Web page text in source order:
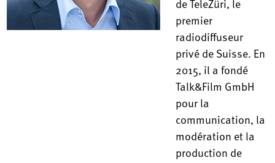
de TeleZüri, le
premier
radiodiffuseur
privé de Suisse. En
2015, il a fondé
Talk&Film GmbH
pour la
communication, la
modération et la
production de